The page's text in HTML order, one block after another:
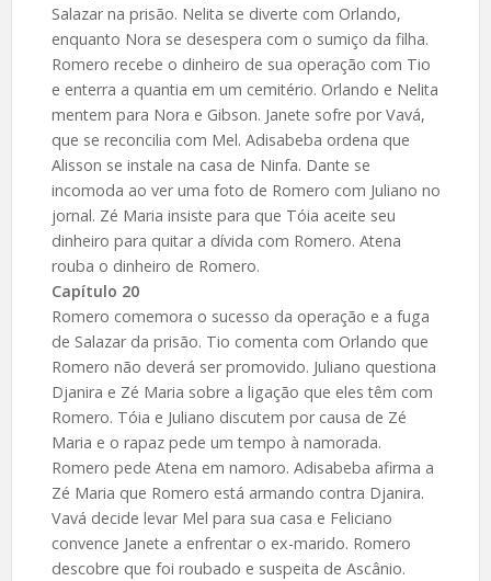
Salazar na prisão. Nelita se diverte com Orlando,
enquanto Nora se desespera com o sumiço da filha.
Romero recebe o dinheiro de sua operação com Tio
e enterra a quantia em um cemitério. Orlando e Nelita
mentem para Nora e Gibson. Janete sofre por Vavá,
que se reconcilia com Mel. Adisabeba ordena que
Alisson se instale na casa de Ninfa. Dante se
incomoda ao ver uma foto de Romero com Juliano no
jornal. Zé Maria insiste para que Tóia aceite seu
dinheiro para quitar a dívida com Romero. Atena
rouba o dinheiro de Romero.
Capítulo 20
Romero comemora o sucesso da operação e a fuga
de Salazar da prisão. Tio comenta com Orlando que
Romero não deverá ser promovido. Juliano questiona
Djanira e Zé Maria sobre a ligação que eles têm com
Romero. Tóia e Juliano discutem por causa de Zé
Maria e o rapaz pede um tempo à namorada.
Romero pede Atena em namoro. Adisabeba afirma a
Zé Maria que Romero está armando contra Djanira.
Vavá decide levar Mel para sua casa e Feliciano
convence Janete a enfrentar o ex-marido. Romero
descobre que foi roubado e suspeita de Ascânio.